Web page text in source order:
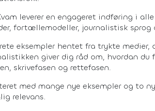
leverer en engageret indføring i
fortællemodeller, journalistisk sprog
eksempler hentet fra trykte medier,
giver dig råd om, hvordan
skrivefasen og rettefasen.
med mange nye eksempler og to
relevans.